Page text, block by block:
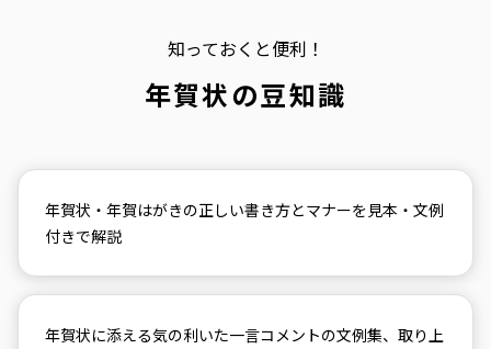
知っておくと便利！
年賀状の豆知識
年賀状・年賀はがきの正しい書き方とマナーを見本・文例
付きで解説
年賀状に添える気の利いた一言コメントの文例集、取り上